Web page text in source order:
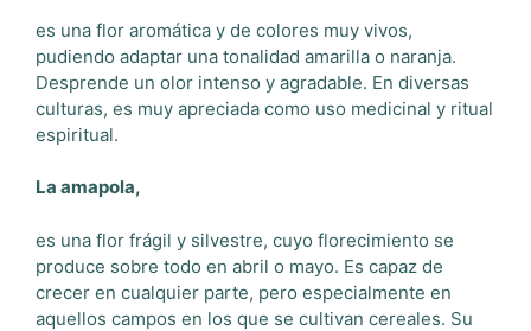
es una flor aromática y de colores muy vivos,
pudiendo adaptar una tonalidad amarilla o naranja.
Desprende un olor intenso y agradable. En diversas
culturas, es muy apreciada como uso medicinal y ritual
espiritual.
La amapola,
es una flor frágil y silvestre, cuyo florecimiento se
produce sobre todo en abril o mayo. Es capaz de
crecer en cualquier parte, pero especialmente en
aquellos campos en los que se cultivan cereales. Su